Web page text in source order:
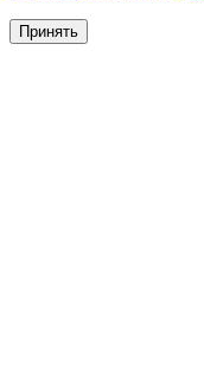
Принять